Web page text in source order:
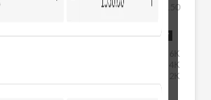
150
2026/08/07
2K
4K
6K